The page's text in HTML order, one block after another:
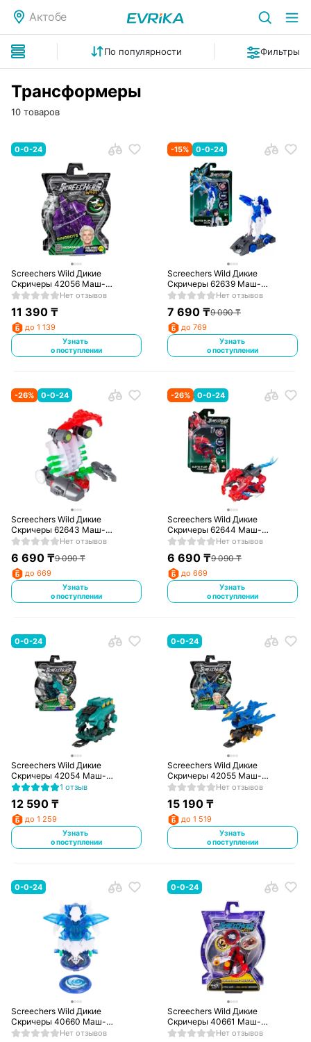
Актобе
По популярности Фильтры
Трансформеры
10 товаров
0-0-24
Screechers Wild Дикие
Скричеры 42056 Маш-
трансформер Мозазавр Дино
Нет отзывов
11 390₸
до 1 139
Узнать
о поступлении
-15% 0-0-24
Screechers Wild Дикие
Скричеры 62639 Маш-
трансформер Робот Геллер S5
Нет отзывов
7 690 ₸9 090₸
до 769
Узнать
о поступлении
-26% 0-0-24
Screechers Wild Дикие
Скричеры 62643 Маш-
трансформер Автофлип
Нет отзывов
6 690₸9 090₸
до 669
Узнать
о поступлении
-26% 0-0-24
Screechers Wild Дикие
Скричеры 62644 Маш-
трансформер Автофлип
Нет отзывов
6 690 ₸9 090₸
до 669
Узнать
о поступлении
0-0-24
Screechers Wild Дикие
Скричеры 42054 Маш-
трансформер Стегозавр Дино
1 отзыв
12 590₸
до 1 259
Узнать
о поступлении
0-0-24
Screechers Wild Дикие
Скричеры 42055 Маш-
трансформер Птерозавр Дино
Нет отзывов
15 190 ₸
до 1 519
Узнать
о поступлении
0-0-24
Screechers Wild Дикие
Скричеры 40660 Маш-
трансформер Сторм Найт S1
Нет отзывов
0-0-24
Screechers Wild Дикие
Скричеры 40661 Маш-
трансформер Спиралинг
Нет отзывов